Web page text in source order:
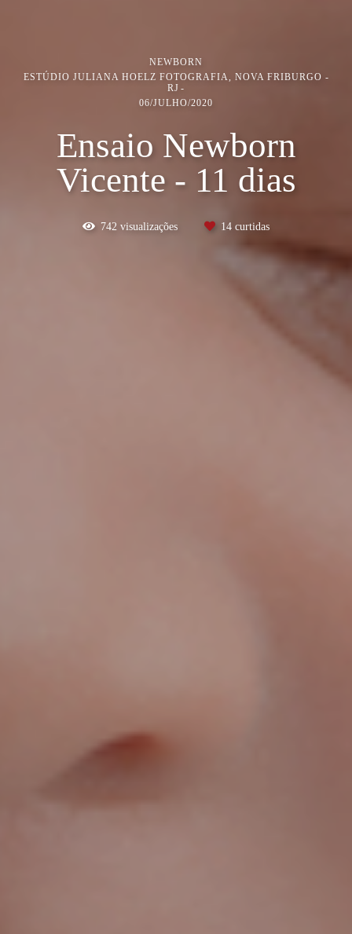
NEWBORN
ESTÚDIO JULIANA HOELZ FOTOGRAFIA, NOVA FRIBURGO -
RJ
06/JULHO/2020
Ensaio Newborn
Vicente - 11 dias
742 visualizações 14 curtidas